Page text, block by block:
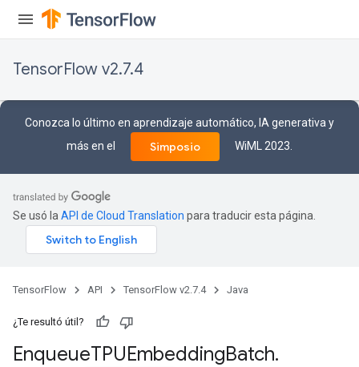
TensorFlow v2.7.4
Conozca lo último en aprendizaje automático, IA generativa y
más en el
Simposio WiML 2023.
Se usó la API de Cloud Translation para traducir esta página.
TensorFlow API TensorFlow v2.7.4 Java
¿Te resultó útil?
EnqueueTPUEmbeddingBatch.